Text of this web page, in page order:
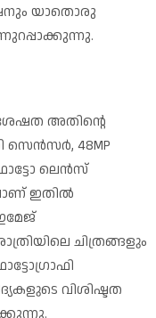
യാതൊരു
അതിന്റെ
സെൻസർ, 48MP
ലെൻസ്
ഇതിൽ
ചിത്രങ്ങളും
വിശിഷ്ടത